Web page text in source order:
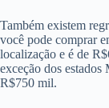
Também existem
você pode comprar
localização e é de
exceção dos
R$750 mil.